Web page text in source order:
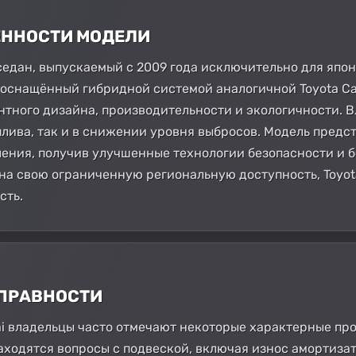
МОДЕЛИ
выпускаемый с 2009 года исключительно для
гибридной системой аналогичной Toyota
дизайна, производительности и экологичности.
так и в снижении уровня выбросов. Модель
получив улучшенные технологии безопасности и
свою ограниченную региональную доступность,
владельцы часто отмечают некоторые характерные
вопросы с подвеской, включая износ